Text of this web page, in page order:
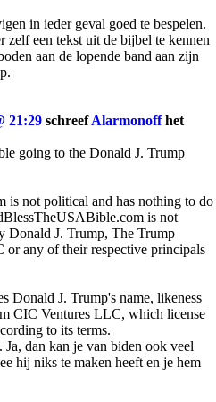
in ieder geval goed te bespelen.
zelf een tekst uit de bijbel te kennen
aan de lopende band aan zijn
21:29 schreefAlarmonoffhet
going to the Donald J. Trump
not political and has nothing to do
is not
Donald J. Trump, The Trump
any of their respective principals
Donald J. Trump's name, likeness
CIC Ventures LLC, which license
to its terms.
dan kan je van biden ook veel
hij niks te maken heeft en je hem